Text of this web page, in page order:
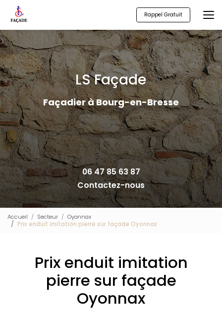
contenu
principal
Rappel Gratuit
LS Façade
Façadier à Bourg-en-Bresse
06 47 85 63 87
Contactez-nous
Accueil Secteur
Oyonnax
Prix enduit imitation pierre sur façade Oyonnax
Prix enduit imitation
pierre sur façade
Oyonnax